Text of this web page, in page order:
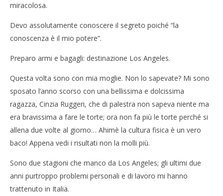
miracolosa.
Devo assolutamente conoscere il segreto poiché “la
conoscenza è il mio potere”.
Preparo armi e bagagli: destinazione Los Angeles.
Questa volta sono con mia moglie. Non lo sapevate? Mi sono
sposato l’anno scorso con una bellissima e dolcissima
ragazza, Cinzia Ruggeri, che di palestra non sapeva niente ma
era bravissima a fare le torte; ora non fa più le torte perché si
allena due volte al giorno… Ahimè la cultura fisica è un vero
baco! Appena vedi i risultati non la molli più.
Sono due stagioni che manco da Los Angeles; gli ultimi due
anni purtroppo problemi personali e di lavoro mi hanno
trattenuto in Italia.